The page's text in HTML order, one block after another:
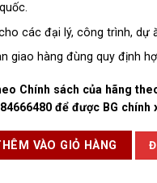
các đại lý, công trình, dự
giao hàng đùng quy định
Chính sách của hãng
để được BG chính
VÀO GIỎ HÀNG